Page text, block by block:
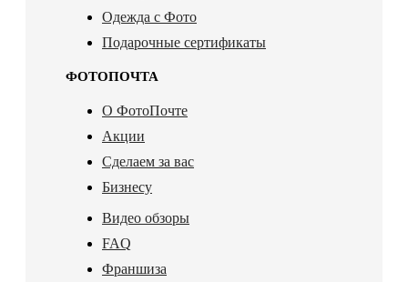
Одежда с Фото
Подарочные сертификаты
ФОТОПОЧТА
О ФотоПочте
Акции
Сделаем за вас
Бизнесу
Видео обзоры
FAQ
Франшиза